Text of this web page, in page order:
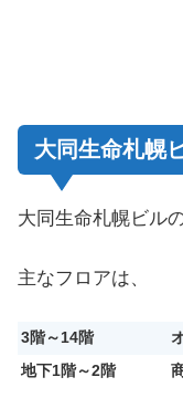
大同生命札幌
大同生命札幌ビル
主なフロアは、
3階～14階
地下1階～2階